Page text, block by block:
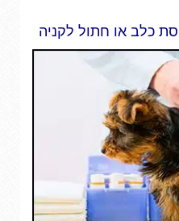
כלב או חתול לקניה